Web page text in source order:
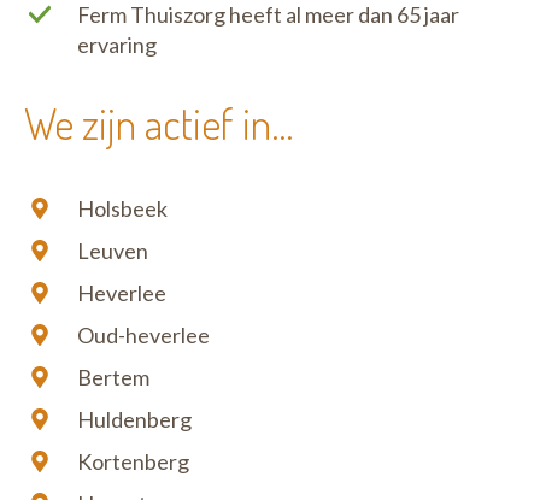
Ferm Thuiszorg heeft al meer dan 65 jaar
ervaring
We zijn actief in...
Holsbeek
Leuven
Heverlee
Oud-heverlee
Bertem
Huldenberg
Kortenberg